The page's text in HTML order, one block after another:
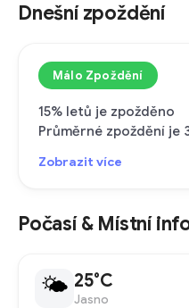
Dnešní zpoždění
Málo Zpoždění
15% letů je zpožděno
Průměrné zpoždění je
Zobrazit více
Počasí & Místní
🌤 25°C
Jasno